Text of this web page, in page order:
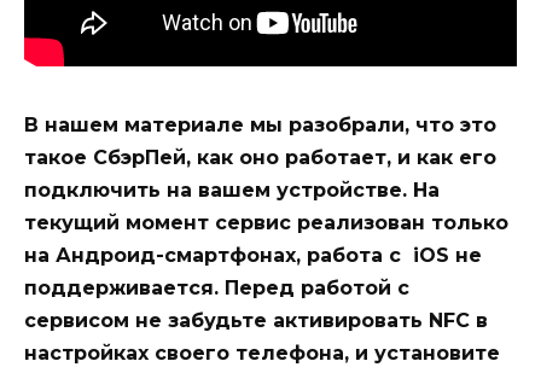
В нашем материале мы разобрали, что это
такое СбэрПей, как оно работает, и как его
подключить на вашем устройстве. На
текущий момент сервис реализован только
на Андроид-смартфонах, работа с iOS не
поддерживается. Перед работой с
сервисом не забудьте активировать NFC в
настройках своего телефона, и установите